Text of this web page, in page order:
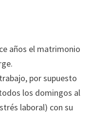
años el matrimonio
por supuesto
los domingos al
laboral) con su